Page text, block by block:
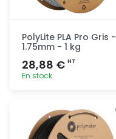
PolyLite PLA Pro Gris -
1.75mm - 1 kg
28,88 € HT
En stock
rapide